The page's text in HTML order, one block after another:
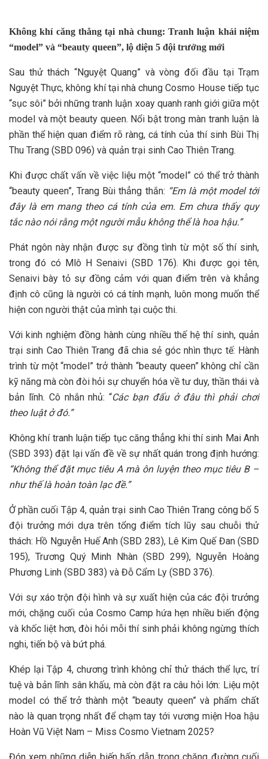
Không khí căng thẳng tại nhà chung: Tranh luận khái niệm
“model” và “beauty queen”, lộ diện 5 đội trưởng mới
Sau thử thách “Nguyệt Quang” và vòng đối đầu tại Trạm
Nguyệt Thực, không khí tại nhà chung Cosmo House tiếp tục
“sục sôi” bởi những tranh luận xoay quanh ranh giới giữa một
model và một beauty queen. Nổi bật trong màn tranh luận là
phần thể hiện quan điểm rõ ràng, cá tính của thí sinh Bùi Thị
Thu Trang (SBD 096) và quản trại sinh Cao Thiên Trang.
Khi được chất vấn về việc liệu một “model” có thể trở thành
“beauty queen”, Trang Bùi thẳng thắn: “Em là một model tới
đây là em mang theo cá tính của em. Em chưa thấy quy
tắc nào nói rằng một người mẫu không thể là hoa hậu.”
Phát ngôn này nhận được sự đồng tình từ một số thí sinh,
trong đó có Mlô H Senaivi (SBD 176). Khi được gọi tên,
Senaivi bày tỏ sự đồng cảm với quan điểm trên và khẳng
định cô cũng là người có cá tính mạnh, luôn mong muốn thể
hiện con người thật của mình tại cuộc thi.
Với kinh nghiệm đồng hành cùng nhiều thế hệ thí sinh, quản
trại sinh Cao Thiên Trang đã chia sẻ góc nhìn thực tế: Hành
trình từ một “model” trở thành “beauty queen” không chỉ cần
kỹ năng mà còn đòi hỏi sự chuyển hóa về tư duy, thần thái và
bản lĩnh. Cô nhắn nhủ: “Các bạn đấu ở đâu thì phải chơi
theo luật ở đó.”
Không khí tranh luận tiếp tục căng thẳng khi thí sinh Mai Anh
(SBD 393) đặt lại vấn đề về sự nhất quán trong định hướng:
“Không thể đặt mục tiêu A mà ôn luyện theo mục tiêu B –
như thế là hoàn toàn lạc đề.”
Ở phần cuối Tập 4, quản trại sinh Cao Thiên Trang công bố 5
đội trưởng mới dựa trên tổng điểm tích lũy sau chuỗi thử
thách: Hồ Nguyễn Huế Anh (SBD 283), Lê Kim Quế Đan (SBD
195), Trương Quý Minh Nhàn (SBD 299), Nguyễn Hoàng
Phương Linh (SBD 383) và Đỗ Cẩm Ly (SBD 376).
Với sự xáo trộn đội hình và sự xuất hiện của các đội trưởng
mới, chặng cuối của Cosmo Camp hứa hẹn nhiều biến động
và khốc liệt hơn, đòi hỏi mỗi thí sinh phải không ngừng thích
nghi, tiến bộ và bứt phá.
Khép lại Tập 4, chương trình không chỉ thử thách thể lực, trí
tuệ và bản lĩnh sân khấu, mà còn đặt ra câu hỏi lớn: Liệu một
model có thể trở thành một “beauty queen” và phẩm chất
nào là quan trọng nhất để chạm tay tới vương miện Hoa hậu
Hoàn Vũ Việt Nam – Miss Cosmo Vietnam 2025?